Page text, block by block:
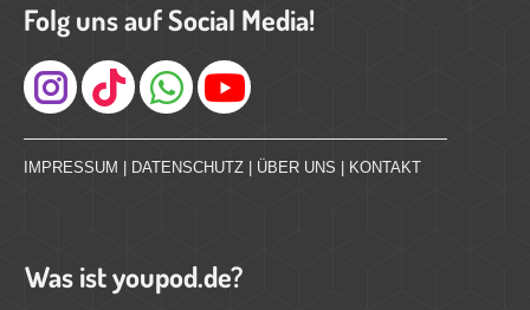
Folg uns auf Social Media!
Instagram
IMPRESSUM DATENSCHUTZ ÜBER UNS KONTAKT
Was ist youpod.de?